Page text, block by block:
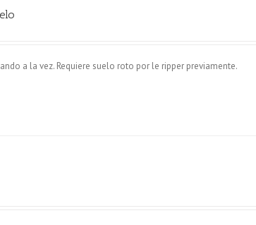
a la vez. Requiere suelo roto por le ripper previamente.